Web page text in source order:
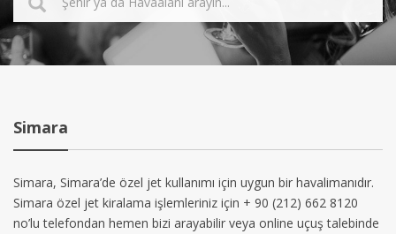
Simara
Simara, Simara’de özel jet kullanımı için uygun bir havalimanıdır.
Simara özel jet kiralama işlemleriniz için + 90 (212) 662 8120
no’lu telefondan hemen bizi arayabilir veya online uçuş talebinde